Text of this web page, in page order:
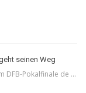
seinen Weg
DFB-Pokalfinale de ...